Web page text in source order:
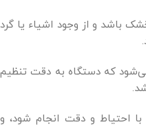
باشد و از وجود اشیاء یا گرد
که دستگاه به دقت تنظیم
با احتیاط و دقت انجام شود، و